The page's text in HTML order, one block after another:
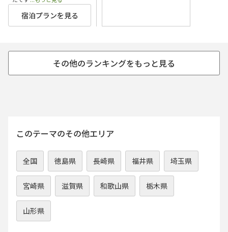
宿泊プランを見る
このテーマのその他エリア
全国 徳島県 長崎県 福井県 埼玉県
宮崎県 滋賀県 和歌山県 栃木県
山形県